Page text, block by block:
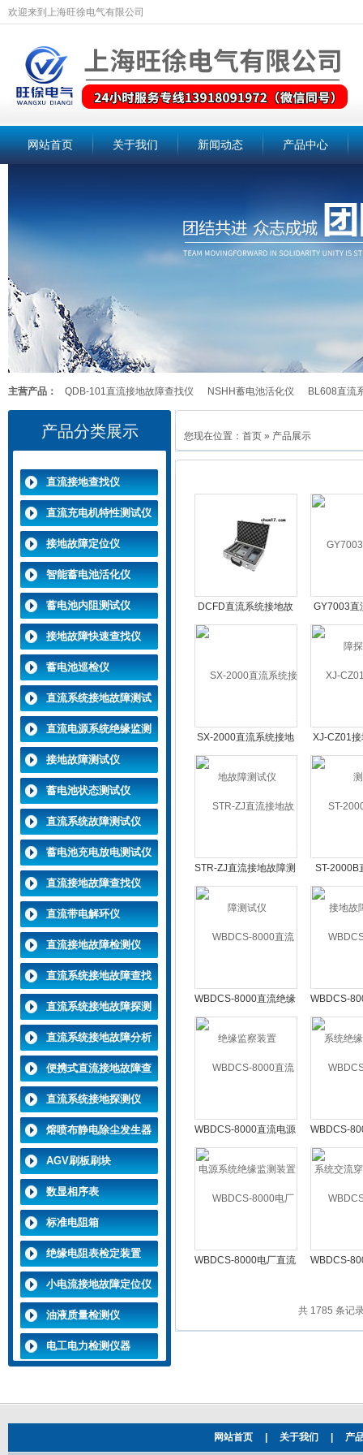
欢迎来到上海旺徐电气有限公司
网站首页 关于我们 新闻动态 产品中心
主营产品： QDB-101直流接地故障查找仪 NSHH蓄电池活化仪 BL608直流
ML.1-LJ-805直流接地故障定位仪 NSNZ蓄电池内阻测试仪
产品分类展示
直流接地查找仪
直流充电机特性测试仪
接地故障定位仪
智能蓄电池活化仪
蓄电池内阻测试仪
接地故障快速查找仪
蓄电池巡检仪
直流系统接地故障测试
仪
直流电源系统绝缘监测
装置
接地故障测试仪
蓄电池状态测试仪
直流系统故障测试仪
蓄电池充电放电测试仪
直流接地故障查找仪
直流带电解环仪
直流接地故障检测仪
直流系统接地故障查找
仪
直流系统接地故障探测
仪
直流系统接地故障分析
仪
便携式直流接地故障查
找仪
直流系统接地探测仪
熔喷布静电除尘发生器
AGV刷板刷块
数显相序表
标准电阻箱
绝缘电阻表检定装置
小电流接地故障定位仪
油液质量检测仪
电工电力检测仪器
您现在位置： 首页 » 产品展示
DCFD直流系统接地故
障探测仪
GY7003直
探
SX-2000直流系统接地
故障测试仪
XJ-CZ01
STR-ZJ直流接地故障测
试仪
ST-2000B
地故
WBDCS-8000直流绝缘
监察装置
WBDCS-
绝缘
WBDCS-8000直流电源
系统绝缘监测装置
WBDCS-
交流穿
WBDCS-8000电厂直流
WBDCS-
共 1785 条记
网站首页 关于我们 产